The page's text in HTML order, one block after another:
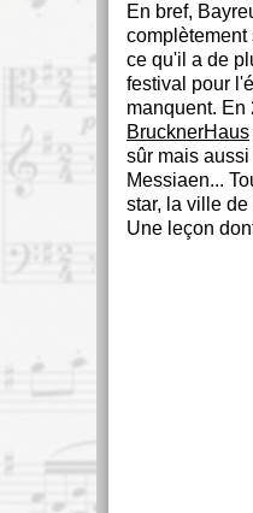
En bref,
ce qu'il a de
festival pour
manquent.
BrucknerHaus
sûr mais
Messiaen...
star, la ville
Une leçon